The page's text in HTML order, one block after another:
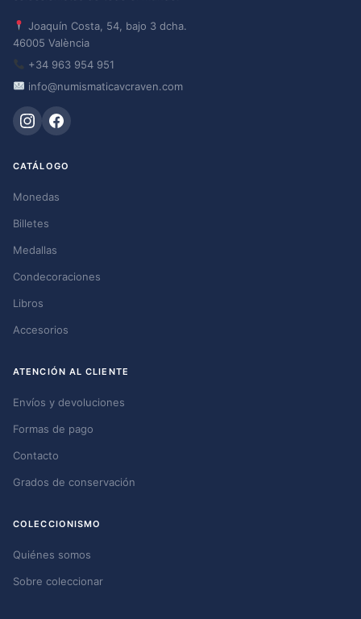
Joaquín Costa, 54, bajo 3 dcha.
46005 València
+34 963 954 951
info@numismaticavcraven.com
CATÁLOGO
Monedas
Billetes
Medallas
Condecoraciones
Libros
Accesorios
ATENCIÓN AL CLIENTE
Envíos y devoluciones
Formas de pago
Contacto
Grados de conservación
COLECCIONISMO
Quiénes somos
Sobre coleccionar